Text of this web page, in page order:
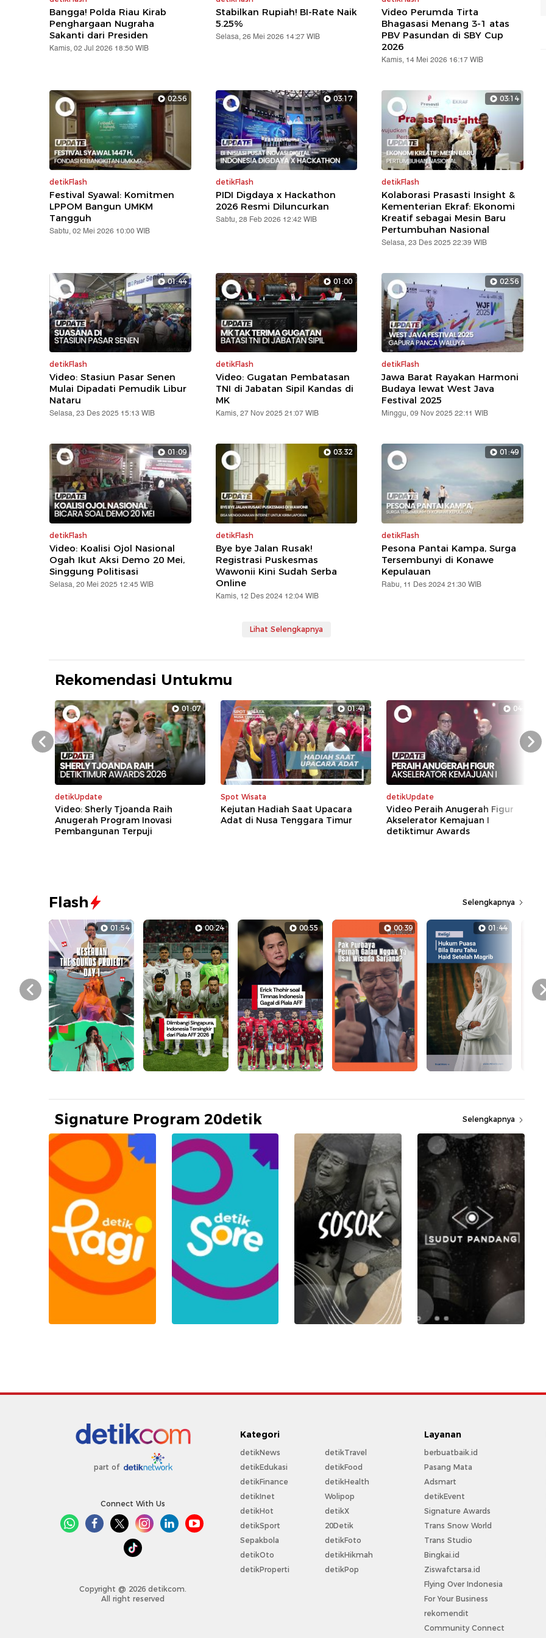
Bangga! Polda Riau Kirab
Penghargaan Nugraha
Sakanti dari Presiden
Kamis, 02 Jul 2026 18:50 WIB
Stabilkan Rupiah! BI-Rate Naik
5.25%
Selasa, 26 Mei 2026 14:27 WIB
Video Perumda Tirta
Bhagasasi Menang 3-1 atas
PBV Pasundan di SBY Cup
2026
Kamis, 14 Mei 2026 16:17 WIB
02:56
detikFlash
Festival Syawal: Komitmen
LPPOM Bangun UMKM
Tangguh
Sabtu, 02 Mei 2026 10:00 WIB
03:17
detikFlash
PIDI Digdaya x Hackathon
2026 Resmi Diluncurkan
Sabtu, 28 Feb 2026 12:42 WIB
03:14
detikFlash
Kolaborasi Prasasti Insight &
Kementerian Ekraf: Ekonomi
Kreatif sebagai Mesin Baru
Pertumbuhan Nasional
Selasa, 23 Des 2025 22:39 WIB
01:44
detikFlash
Video: Stasiun Pasar Senen
Mulai Dipadati Pemudik Libur
Nataru
Selasa, 23 Des 2025 15:13 WIB
01:00
detikFlash
Video: Gugatan Pembatasan
TNI di Jabatan Sipil Kandas di
MK
Kamis, 27 Nov 2025 21:07 WIB
02:56
detikFlash
Jawa Barat Rayakan Harmoni
Budaya lewat West Java
Festival 2025
Minggu, 09 Nov 2025 22:11 WIB
01:09
detikFlash
Video: Koalisi Ojol Nasional
Ogah Ikut Aksi Demo 20 Mei,
Singgung Politisasi
Selasa, 20 Mei 2025 12:45 WIB
03:32
detikFlash
Bye bye Jalan Rusak!
Registrasi Puskesmas
Wawonii Kini Sudah Serba
Online
Kamis, 12 Des 2024 12:04 WIB
01:49
detikFlash
Pesona Pantai Kampa, Surga
Tersembunyi di Konawe
Kepulauan
Rabu, 11 Des 2024 21:30 WIB
Lihat Selengkapnya
Rekomendasi Untukmu
01:07
detikUpdate
Video: Sherly Tjoanda Raih
Anugerah Program Inovasi
Pembangunan Terpuji
01:41
Spot Wisata
Kejutan Hadiah Saat Upacara
Adat di Nusa Tenggara Timur
04:15
detikUpdate
Video Peraih Anugerah Figur
Akselerator Kemajuan I
detiktimur Awards
Prev Next
Flash Selengkapnya
01:54 00:24 00:55 00:39 01:44
Prev
Signature Program 20detik Selengkapnya
part of
Connect With Us
Copyright @ 2026 detikcom.
All right reserved
Kategori
detikNews
detikEdukasi
detikFinance
detikInet
detikHot
detikSport
Sepakbola
detikOto
detikProperti
detikTravel
detikFood
detikHealth
Wolipop
detikX
20Detik
detikFoto
detikHikmah
detikPop
Layanan
berbuatbaik.id
Pasang Mata
Adsmart
detikEvent
Signature Awards
Trans Snow World
Trans Studio
Bingkai.id
Ziswafctarsa.id
Flying Over Indonesia
For Your Business
rekomendit
Community Connect